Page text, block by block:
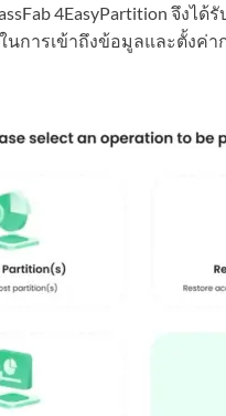
4EasyPartition จึงไ
การเข้าถึงข้อมูลและตั้งค่